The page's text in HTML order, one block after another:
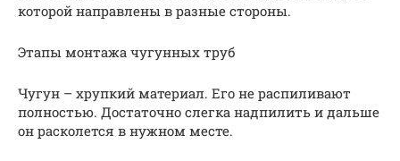
которой направлены в разные стороны.
Этапы монтажа чугунных труб
Чугун – хрупкий материал. Его не распиливают
полностью. Достаточно слегка надпилить и дальше
он расколется в нужном месте.